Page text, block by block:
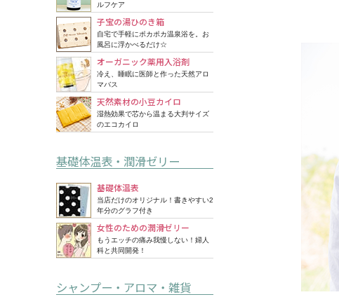
ルフケア
子宝の湯ひのき箱
自宅で手軽にポカポカ温泉浴を。お
風呂に浮かべるだけ☆
オーガニック薬用入浴剤
冷え、睡眠に医師と作った天然アロ
マバス
天然素材の小豆カイロ
湿熱効果で芯から温まる大判サイズ
のエコカイロ
基礎体温表・潤滑ゼリー
基礎体温表
当店だけのオリジナル！書きやすい2
年分のグラフ付き
女性のための潤滑ゼリー
もうエッチの痛み我慢しない！婦人
科と共同開発！
シャンプー・アロマ・雑貨